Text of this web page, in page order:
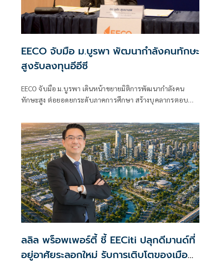
EECO จับมือ ม.บูรพา พัฒนากำลังคนทักษะ
สูงรับลงทุนอีอีซี
EECO จับมือ ม.บูรพา เดินหน้าขยายมิติการพัฒนากำลังคน
ทักษะสูง ต่อยอดยกระดับภาคการศึกษา สร้างบุคลากรตอบ
ลลิล พร็อพเพอร์ตี้ ชี้ EECiti ปลุกดีมานด์ที่
อยู่อาศัยระลอกใหม่ รับการเติบโตของเมือง